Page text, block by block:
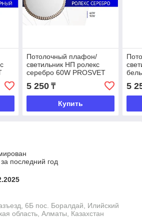
Потолочный плафон/
светильник НП ролекс
серебро 60W PROSVET
5 250₸
Купить
5
последний год
6Б пос. Боралдай, Илийский
область, Алматы, Казахстан